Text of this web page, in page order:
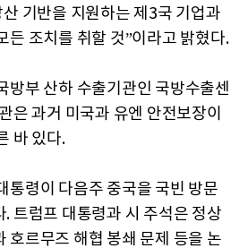
기반을 지원하는 제3국 기업과
든 조치를 취할 것”이라고 밝혔다.
방부 산하 수출기관인 국방수출센
은 과거 미국과 유엔 안전보장이
바 있다.
통령이 다음주 중국을 국빈 방문
트럼프 대통령과 시 주석은 정상
호르무즈 해협 봉쇄 문제 등을 논